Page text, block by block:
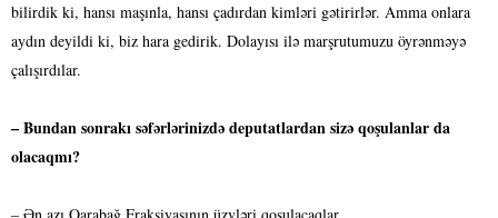
bilirdik ki, hansı maşınla, hansı çadırdan kimləri gətirirlər. Amma onlara
aydın deyildi ki, biz hara gedirik. Dolayısı ilə marşrutumuzu öyrənməyə
çalışırdılar.
– Bundan sonrakı səfərlərinizdə deputatlardan sizə qoşulanlar da
olacaqmı?